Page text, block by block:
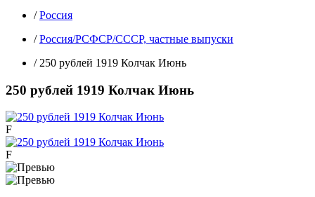
/Россия
/Россия/РСФСР/СССР, частные выпуски
/ 250 рублей 1919 Колчак Июнь
250 рублей 1919 Колчак Июнь
F
F